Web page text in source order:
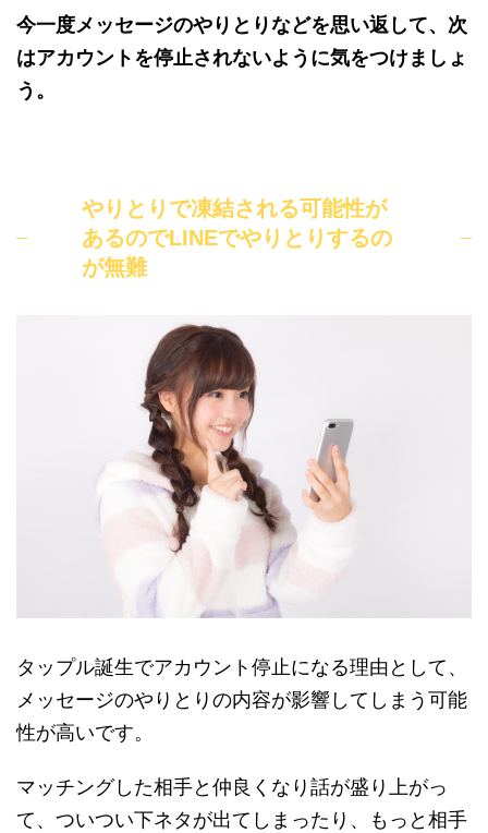
今一度メッセージのやりとりなどを思い返して、次
はアカウントを停止されないように気をつけましょ
う。
やりとりで凍結される可能性が
あるのでLINEでやりとりするの
が無難
タップル誕生でアカウント停止になる理由として、
メッセージのやりとりの内容が影響してしまう可能
性が高いです。
マッチングした相手と仲良くなり話が盛り上がっ
て、ついつい下ネタが出てしまったり、もっと相手